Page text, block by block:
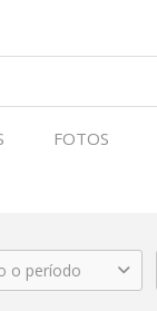
FOTOS
o período